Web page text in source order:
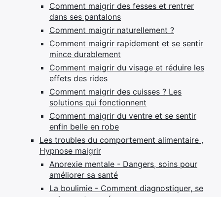
Comment maigrir des fesses et rentrer
dans ses pantalons
Comment maigrir naturellement ?
Comment maigrir rapidement et se sentir
mince durablement
Comment maigrir du visage et réduire les
effets des rides
Comment maigrir des cuisses ? Les
solutions qui fonctionnent
Comment maigrir du ventre et se sentir
enfin belle en robe
Les troubles du comportement alimentaire ,
Hypnose maigrir
Anorexie mentale - Dangers, soins pour
améliorer sa santé
La boulimie - Comment diagnostiquer, se